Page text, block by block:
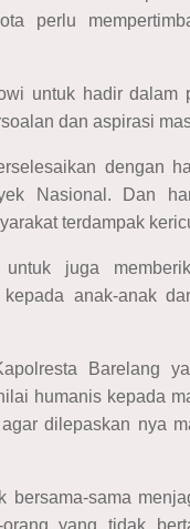
perlu
untuk hadir dalam
dan aspirasi
dengan
Nasional. Dan
terdampak
juga
anak-anak
Barelang
humanis kepada
dilepaskan nya
bersama-sama
yang tidak